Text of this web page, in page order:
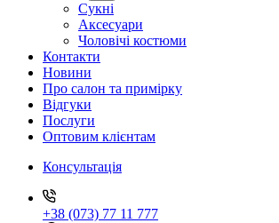
Сукні
Аксесуари
Чоловічі костюми
Контакти
Новини
Про салон та примірку
Відгуки
Послуги
Оптовим клієнтам
Консультація
+38 (073) 77 11 777